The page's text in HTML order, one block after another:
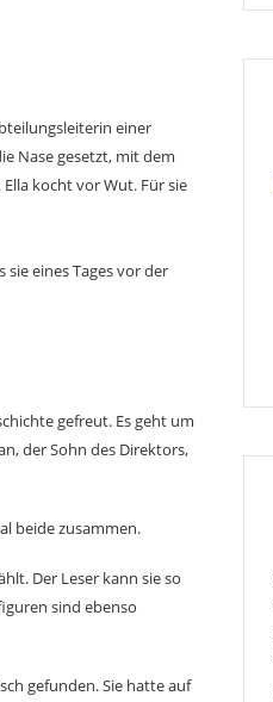
einer
Nase gesetzt, mit dem
kocht vor Wut. Für sie
eines Tages vor der
gefreut. Es geht um
der Sohn des Direktors,
beide zusammen.
Der Leser kann sie so
sind ebenso
gefunden. Sie hatte auf